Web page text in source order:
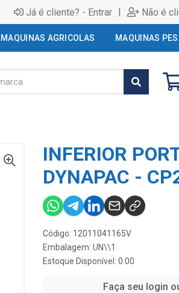
Já é cliente? - Entrar | Não é
MAQUINAS AGRICOLAS MAQUINAS
INFERIOR
DYNAPAC -
Código: 12011041165V
Embalagem: UN\\1
Estoque Disponível: 0.00
Faça seu login